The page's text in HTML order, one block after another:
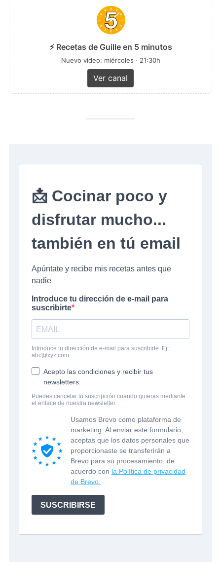
⚡ Recetas de Guille en 5 minutos
Nuevo vídeo: miércoles · 21:30h
Ver canal